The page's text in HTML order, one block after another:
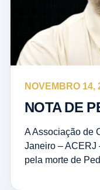
NOVEMBRO 14,
NOTA DE
A Associação de
Janeiro – ACERJ
pela morte de